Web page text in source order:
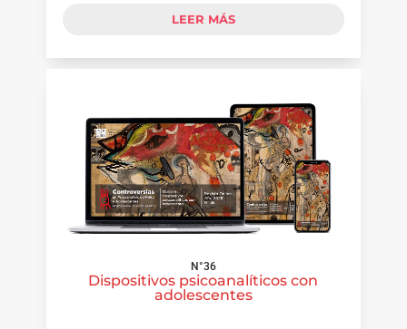
LEER MÁS
N°36
Dispositivos psicoanalíticos con
adolescentes